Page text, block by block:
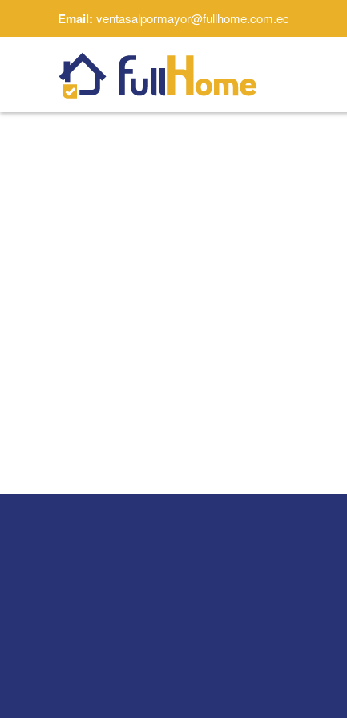
Email: ventasalpormayor@fullhome.com.ec